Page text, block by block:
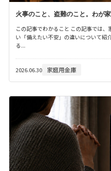
火事のこと、盗難のこと。わが
この記事でわかること この記事では
い「備えたい不安」の違いについて紹
る...
2026.06.30 家庭用金庫